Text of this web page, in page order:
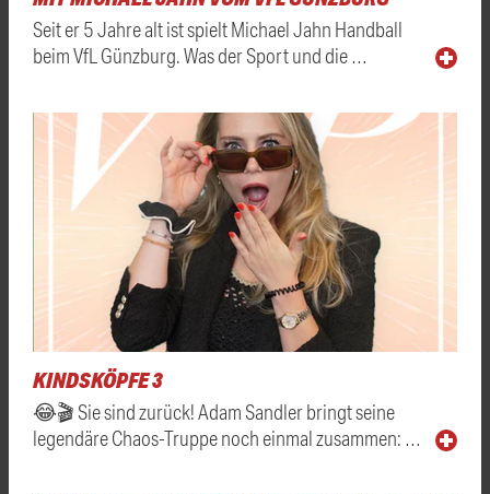
Seit er 5 Jahre alt ist spielt Michael Jahn Handball
beim VfL Günzburg. Was der Sport und die …
KINDSKÖPFE 3
😂🎬 Sie sind zurück! Adam Sandler bringt seine
legendäre Chaos-Truppe noch einmal zusammen: …